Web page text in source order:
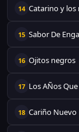
14 Catarino y los
15 Sabor De
16 Ojitos negros
17 Los AÑos
18 Cariño Nuevo